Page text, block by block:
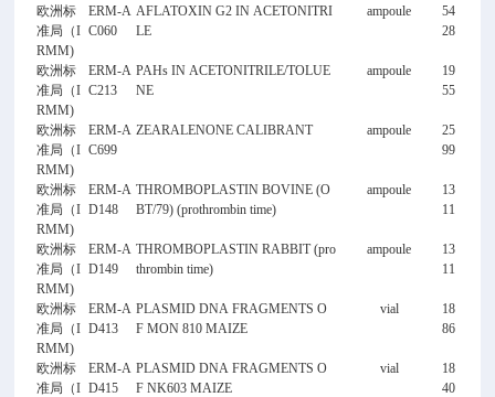
欧洲标
准局（I
RMM)
ERM-A
C060
AFLATOXIN G2 IN ACETONITRI
LE
ampoule
54
28
欧洲标
准局（I
RMM)
ERM-A
C213
PAHs IN ACETONITRILE/TOLUE
NE
ampoule
19
55
欧洲标
准局（I
RMM)
ERM-A
C699
ZEARALENONE CALIBRANT ampoule
25
99
欧洲标
准局（I
RMM)
ERM-A
D148
THROMBOPLASTIN BOVINE (O
BT/79) (prothrombin time)
ampoule
13
11
欧洲标
准局（I
RMM)
ERM-A
D149
THROMBOPLASTIN RABBIT (pro
thrombin time)
ampoule
13
11
欧洲标
准局（I
RMM)
ERM-A
D413
PLASMID DNA FRAGMENTS O
F MON 810 MAIZE
vial
18
86
欧洲标
准局（I
ERM-A
D415
PLASMID DNA FRAGMENTS O
F NK603 MAIZE
vial
18
40